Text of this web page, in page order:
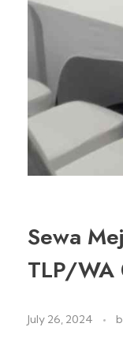
Sewa
TLP/WA
July 26, 2024